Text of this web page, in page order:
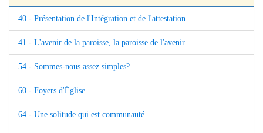
40 - Présentation de l'Intégration et de l'attestation
41 - L'avenir de la paroisse, la paroisse de l'avenir
54 - Sommes-nous assez simples?
60 - Foyers d'Église
64 - Une solitude qui est communauté